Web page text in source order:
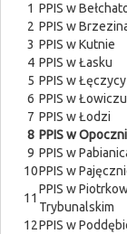
1 PPIS w
2 PPIS w
3 PPIS w Kutnie
4 PPIS w Łasku
5 PPIS w Łęczycy
6 PPIS w Łowiczu
7 PPIS w Łodzi
8 PPIS w
9 PPIS w
10PPIS w
11
PPIS w
Trybunalskim
12PPIS w